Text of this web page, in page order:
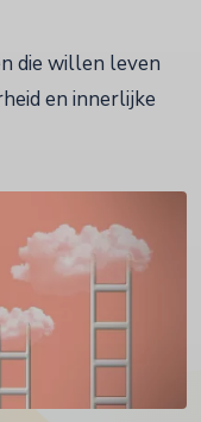
die willen leven
en innerlijke